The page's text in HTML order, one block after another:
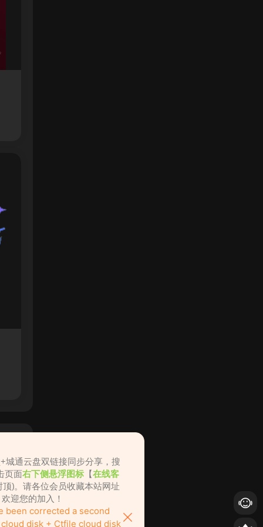
城通云盘双链接同步分享，搜
页面右下侧悬浮图标 【在线客
)。请各位会员收藏本站网址
迎您的加入！
been corrected a second
disk + Ctfile cloud disk